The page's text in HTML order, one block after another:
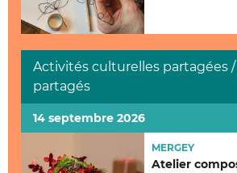
Activités culturelles partagées /
partagés
14 septembre 2026
MERGEY
Atelier